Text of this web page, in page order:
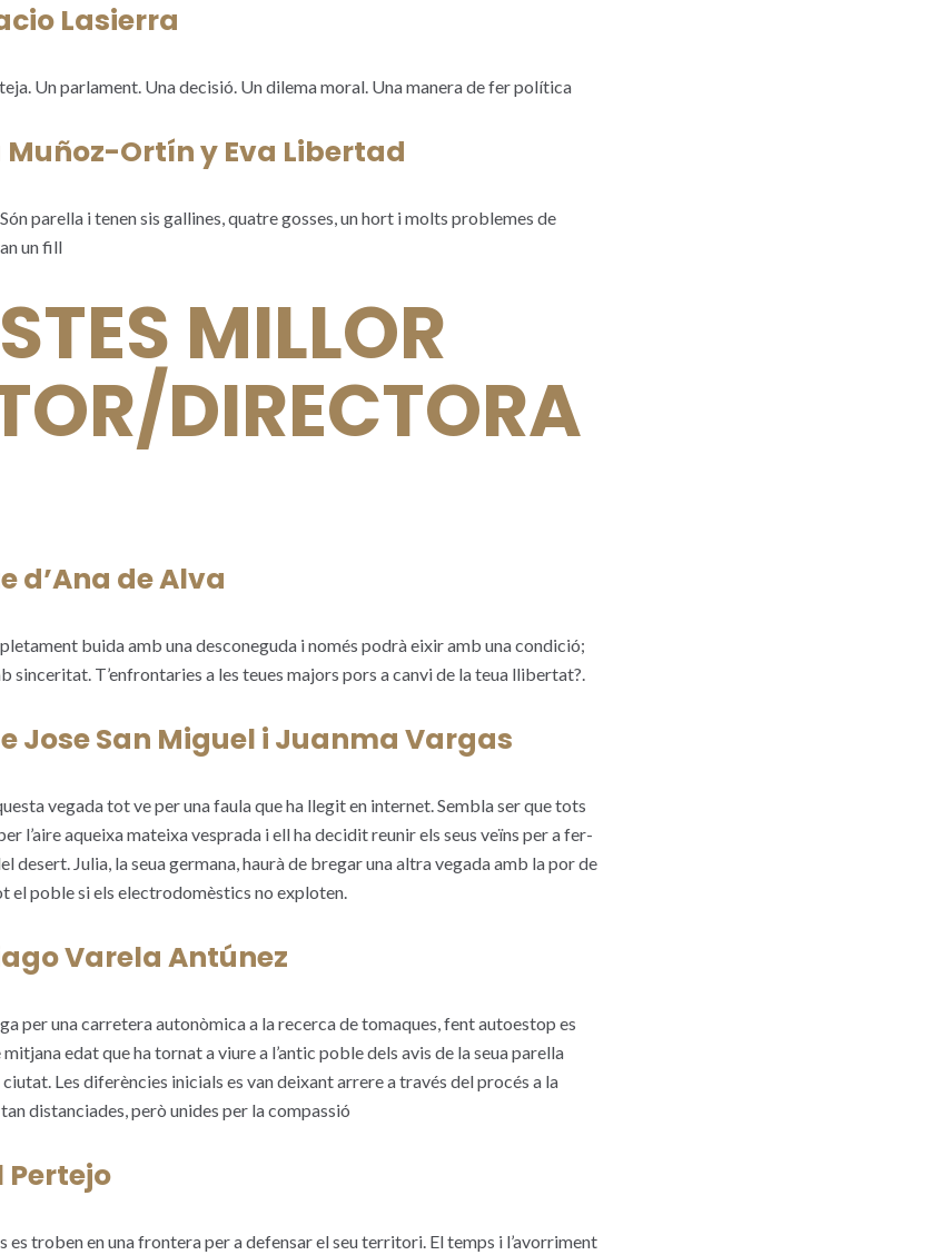
Lasierra
Un parlament. Una decisió. Un dilema moral. Una manera de fer política
Muñoz-Ortín y Eva Libertad
parella i tenen sis gallines, quatre gosses, un hort i molts problemes de
un fill
MILLOR
DIRECTORA
d’Ana de Alva
buida amb una desconeguda i només podrà eixir amb una condició;
sinceritat. T’enfrontaries a les teues majors pors a canvi de la teua llibertat?.
Jose San Miguel i Juanma Vargas
vegada tot ve per una faula que ha llegit en internet. Sembla ser que tots
l’aire aqueixa mateixa vesprada i ell ha decidit reunir els seus veïns per a fer-
desert. Julia, la seua germana, haurà de bregar una altra vegada amb la por de
el poble si els electrodomèstics no exploten.
Varela Antúnez
per una carretera autonòmica a la recerca de tomaques, fent autoestop es
edat que ha tornat a viure a l’antic poble dels avis de la seua parella
Les diferències inicials es van deixant arrere a través del procés a la
distanciades, però unides per la compassió
Pertejo
es troben en una frontera per a defensar el seu territori. El temps i l’avorriment